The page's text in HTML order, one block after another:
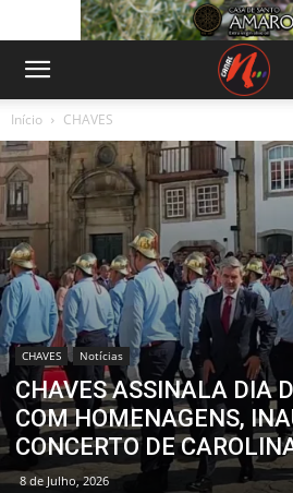
Início CHAVES
CHAVES Notícias
CHAVES ASSINALA DIA
COM HOMENAGENS,
CONCERTO DE
8 de Julho, 2026